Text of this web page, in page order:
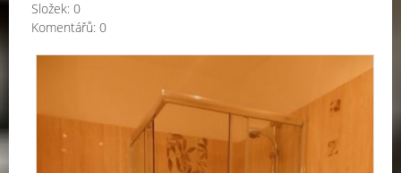
Složek: 0
Komentářů: 0